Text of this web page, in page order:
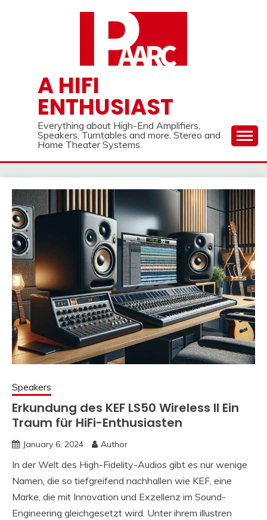
A HIFI
ENTHUSIAST
Everything about High-End Amplifiers,
Speakers, Turntables and more. Stereo and
Home Theater Systems.
Speakers
Erkundung des KEF LS50 Wireless II Ein
Traum für HiFi-Enthusiasten
January 6, 2024 Author
In der Welt des High-Fidelity-Audios gibt es nur wenige
Namen, die so tiefgreifend nachhallen wie KEF, eine
Marke, die mit Innovation und Exzellenz im Sound-
Engineering gleichgesetzt wird. Unter ihrem illustren